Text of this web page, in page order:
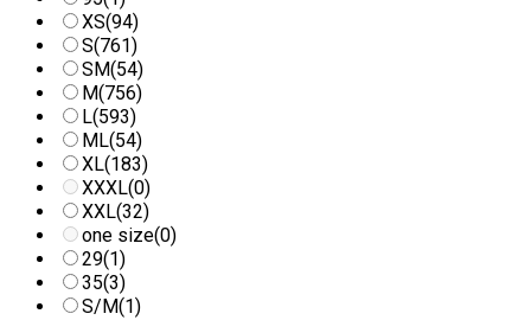
XS(94)
S(761)
SM(54)
M(756)
L(593)
ML(54)
XL(183)
XXXL(0)
XXL(32)
one size(0)
29(1)
35(3)
S/M(1)